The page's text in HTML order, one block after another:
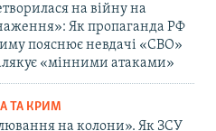
на війну на
Як пропаганда РФ
пояснює невдачі «СВО»
«мінними атаками»
ТА КРИМ
на колони». Як ЗСУ